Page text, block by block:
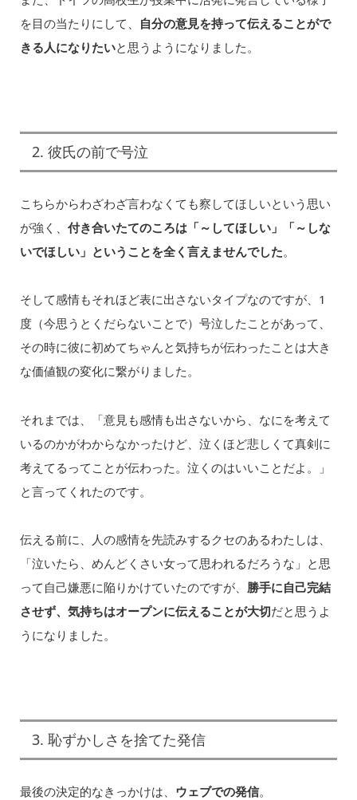
を目の当たりにして、
自分の意見を持って伝えることがで
きる人になりたいと思うようになりました。
2. 彼氏の前で号泣
こちらからわざわざ言わなくても察してほしいという思い
が強く、 付き合いたてのころは「～してほしい」「～しな
いでほしい」ということを全く言えませんでした。
そして感情もそれほど表に出さないタイプなのですが、1
度（今思うとくだらないことで）号泣したことがあって、
その時に彼に初めてちゃんと気持ちが伝わったことは大き
な価値観の変化に繋がりました。
それまでは、「意見も感情も出さないから、なにを考えて
いるのかがわからなかったけど、泣くほど悲しくて真剣に
考えてるってことが伝わった。泣くのはいいことだよ。」
と言ってくれたのです。
伝える前に、人の感情を先読みするクセのあるわたしは、
「泣いたら、めんどくさい女って思われるだろうな」と思
って自己嫌悪に陥りかけていたのですが、 勝手に自己完結
させず、気持ちはオープンに伝えることが大切だと思うよ
うになりました。
3. 恥ずかしさを捨てた発信
最後の決定的なきっかけは、 ウェブでの発信。